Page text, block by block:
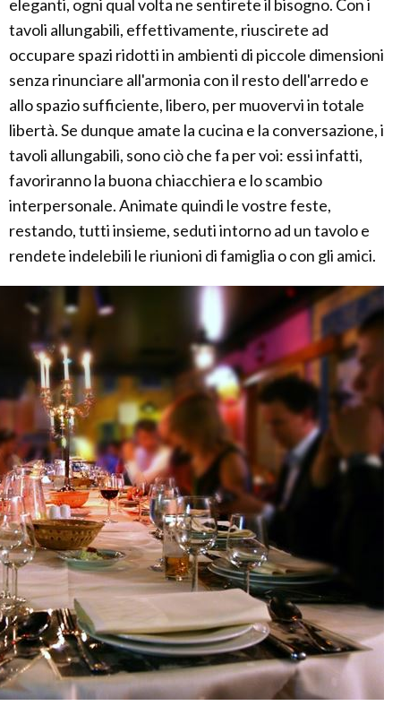
eleganti, ogni qual volta ne sentirete il bisogno. Con i
tavoli allungabili, effettivamente, riuscirete ad
occupare spazi ridotti in ambienti di piccole dimensioni
senza rinunciare all'armonia con il resto dell'arredo e
allo spazio sufficiente, libero, per muovervi in totale
libertà. Se dunque amate la cucina e la conversazione, i
tavoli allungabili, sono ciò che fa per voi: essi infatti,
favoriranno la buona chiacchiera e lo scambio
interpersonale. Animate quindi le vostre feste,
restando, tutti insieme, seduti intorno ad un tavolo e
rendete indelebili le riunioni di famiglia o con gli amici.